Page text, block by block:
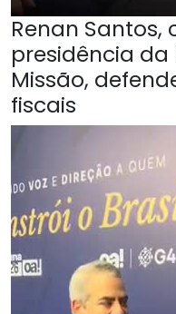
Renan
presidência
Missão,
fiscais